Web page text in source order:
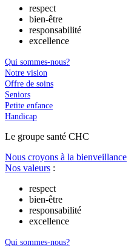
respect
bien-être
responsabilité
excellence
Qui sommes-nous?
Notre vision
Offre de soins
Seniors
Petite enfance
Handicap
Le groupe santé CHC
Nous croyons à la bienveillance
Nos valeurs :
respect
bien-être
responsabilité
excellence
Qui sommes-nous?